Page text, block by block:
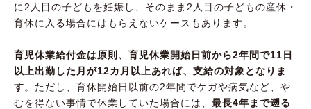
に2人目の子どもを妊娠し、そのまま2人目の子どもの産休・
育休に入る場合にはもらえないケースもあります。
育児休業給付金は原則、育児休業開始日前から2年間で11日
以上出勤した月が12カ月以上あれば、支給の対象となりま
す。ただし、育休開始日以前の2年間でケガや病気など、や
むを得ない事情で休業していた場合には、 最長4年まで遡る